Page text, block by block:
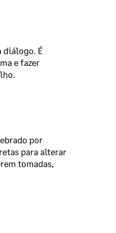
diálogo. É
e fazer
por
para alterar
tomadas,